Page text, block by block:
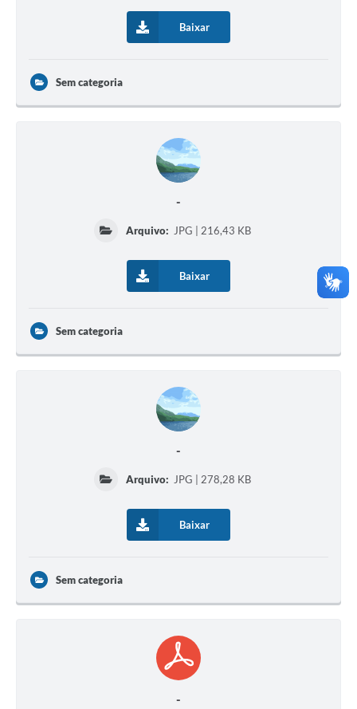
Baixar
Sem categoria
-
Arquivo: JPG | 216,43 KB
Baixar
Sem categoria
-
Arquivo: JPG | 278,28 KB
Baixar
Sem categoria
-